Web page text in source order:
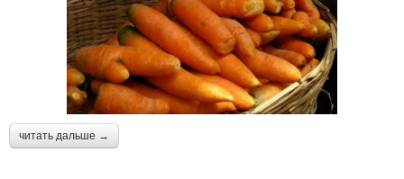
читать дальше →